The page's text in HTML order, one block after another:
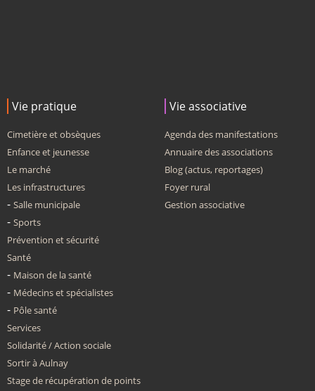
Vie pratique
Cimetière et obsèques
Enfance et jeunesse
Le marché
Les infrastructures
Salle municipale
Sports
Prévention et sécurité
Santé
Maison de la santé
Médecins et spécialistes
Pôle santé
Services
Solidarité / Action sociale
Sortir à Aulnay
Stage de récupération de points
Vie associative
Agenda des manifestations
Annuaire des associations
Blog (actus, reportages)
Foyer rural
Gestion associative